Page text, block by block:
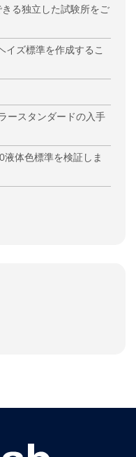
る独立した試験所をご
イズ標準を作成するこ
ースタンダードの入手
体色標準を検証しま
Twitter)
Instagram